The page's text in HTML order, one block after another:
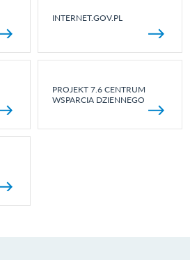
INTERNET.GOV.PL
PROJEKT 7.6 CENTRUM
WSPARCIA DZIENNEGO